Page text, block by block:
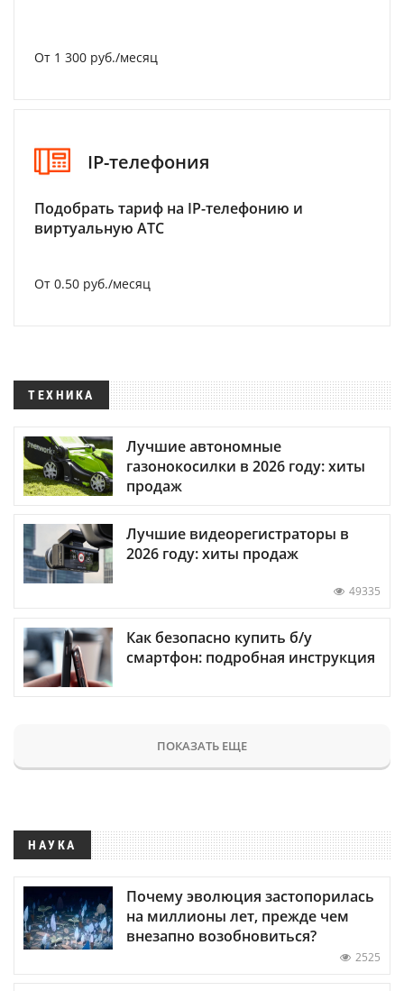
От 1 300 руб./месяц
IP-телефония
Подобрать тариф на IP-телефонию и
виртуальную АТС
От 0.50 руб./месяц
ТЕХНИКА
Лучшие автономные
газонокосилки в 2026 году: хиты
продаж
Лучшие видеорегистраторы в
2026 году: хиты продаж
49335
Как безопасно купить б/у
смартфон: подробная инструкция
ПОКАЗАТЬ ЕЩЕ
НАУКА
Почему эволюция застопорилась
на миллионы лет, прежде чем
внезапно возобновиться?
2525